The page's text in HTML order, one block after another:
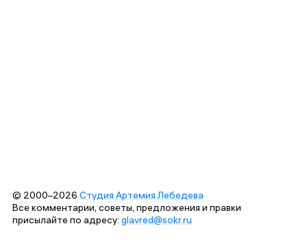
© 2000–2026 Студия Артемия Лебедева
Все комментарии, советы, предложения и правки
присылайте по адресу: glavred@sokr.ru